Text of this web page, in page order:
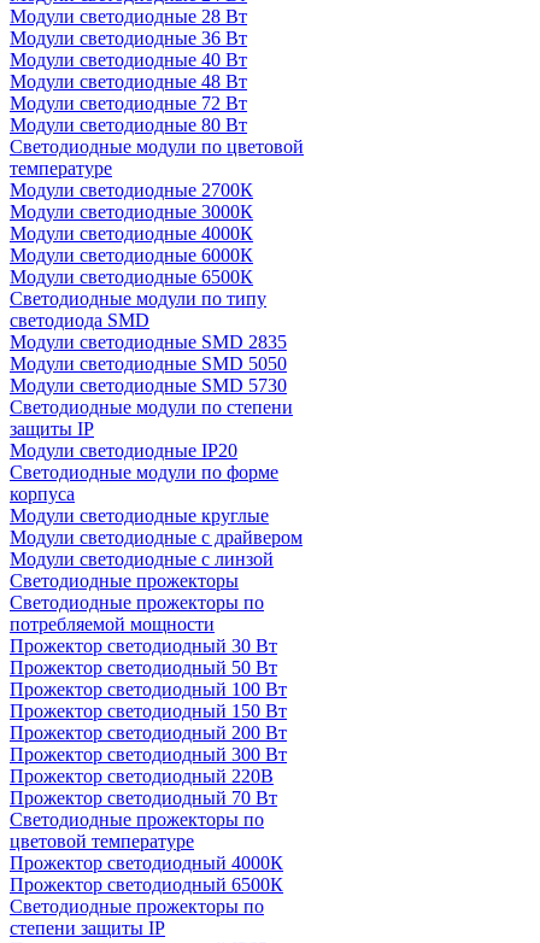
Модули светодиодные 28 Вт
Модули светодиодные 36 Вт
Модули светодиодные 40 Вт
Модули светодиодные 48 Вт
Модули светодиодные 72 Вт
Модули светодиодные 80 Вт
Светодиодные модули по цветовой
температуре
Модули светодиодные 2700К
Модули светодиодные 3000К
Модули светодиодные 4000К
Модули светодиодные 6000К
Модули светодиодные 6500К
Светодиодные модули по типу
светодиода SMD
Модули светодиодные SMD 2835
Модули светодиодные SMD 5050
Модули светодиодные SMD 5730
Светодиодные модули по степени
защиты IP
Модули светодиодные IP20
Светодиодные модули по форме
корпуса
Модули светодиодные круглые
Модули светодиодные с драйвером
Модули светодиодные с линзой
Светодиодные прожекторы
Светодиодные прожекторы по
потребляемой мощности
Прожектор светодиодный 30 Вт
Прожектор светодиодный 50 Вт
Прожектор светодиодный 100 Вт
Прожектор светодиодный 150 Вт
Прожектор светодиодный 200 Вт
Прожектор светодиодный 300 Вт
Прожектор светодиодный 220В
Прожектор светодиодный 70 Вт
Светодиодные прожекторы по
цветовой температуре
Прожектор светодиодный 4000К
Прожектор светодиодный 6500К
Светодиодные прожекторы по
степени защиты IP